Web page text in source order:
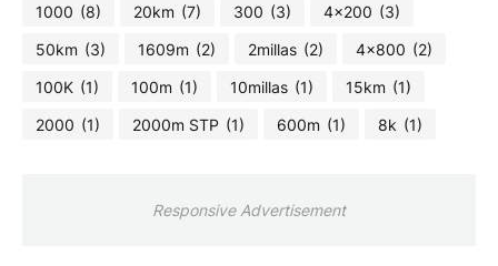
1000 (8) 20km (7) 300 (3) 4x200 (3)
50km (3) 1609m (2) 2millas (2) 4x800 (2)
100K (1) 100m (1) 10millas (1) 15km (1)
2000 (1) 2000m STP (1) 600m (1) 8k (1)
Responsive Advertisement